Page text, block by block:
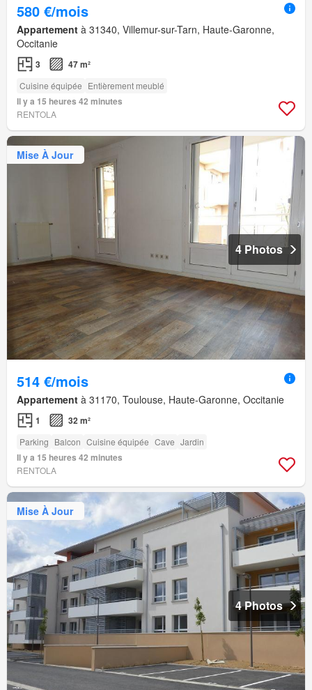
580 €/mois
Appartement à 31340, Villemur-sur-Tarn, Haute-Garonne,
Occitanie
3 47 m²
Cuisine équipée Entièrement meublé
Il y a 15 heures 42 minutes
RENTOLA
Mise À Jour
4 Photos
514 €/mois
Appartement à 31170, Toulouse, Haute-Garonne, Occitanie
1 32 m²
Parking Balcon Cuisine équipée Cave Jardin
Il y a 15 heures 42 minutes
RENTOLA
Mise À Jour
4 Photos